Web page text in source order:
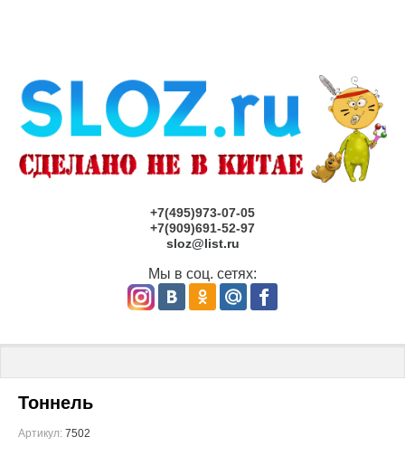
+7(495)973-07-05
+7(909)691-52-97
sloz@list.ru
Мы в соц. сетях:
Главная
Тоннель
Артикул: 7502